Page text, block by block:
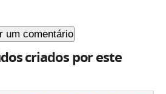
criados por este